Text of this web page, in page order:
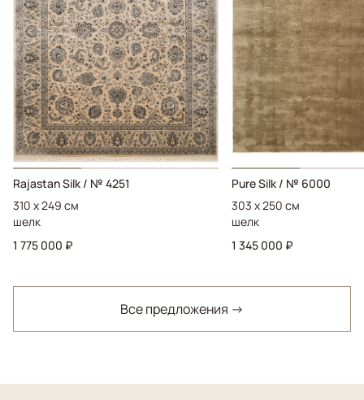
Rajastan Silk / № 4251
310 x 249 см
шелк
1 775 000 ₽
Pure Silk / № 6000
303 x 250 см
шелк
1 345 000 ₽
Все предложения →